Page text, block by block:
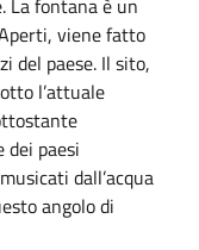
viene fatto
del paese. Il sito,
l’attuale
dei paesi
dall’acqua
angolo di